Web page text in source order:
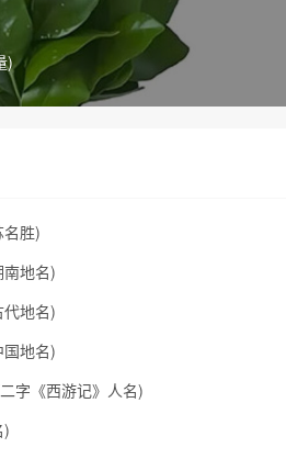
)
胜)
地名)
地名)
地名)
字《西游记》人名)
)